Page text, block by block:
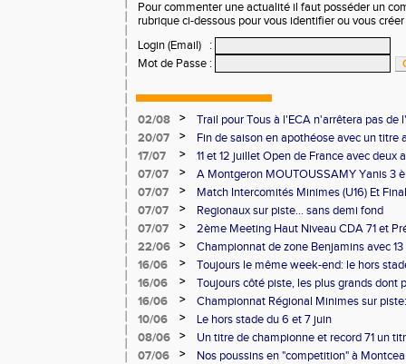
Pour commenter une actualité il faut posséder un
rubrique ci-dessous pour vous identifier ou vous
Login (Email)
:
Mot de Passe :
02/08 >
Trail pour Tous à l'ECA n'arrêtera pas de
20/07
>
Fin de saison en apothéose avec un titre
saison
17/07 >
11 et 12 juillet Open de France avec deux
07/07
>
A Montgeron MOUTOUSSAMY Yanis 3
française à Decines: Demi-fond
07/07 >
Match Intercomités Minimes (U16) Et
Benjamin(e)s (U14) à Besançon de haut
07/07 >
Regionaux sur piste... sans demi fond
07/07
>
2ème Meeting Haut Niveau CDA 71 et
Chalon
22/06 >
Championnat de zone Benjamins avec
Pontoise et Macon
16/06 >
Toujours le même week-end: le hors
16/06
>
Toujours côté piste, les plus grands dont
Master et 20 ème perf française au triple
16/06 >
Championnat Régional Minimes sur
personnels
10/06 >
Le hors stade du 6 et 7 juin
08/06
>
Un titre de championne et record 71 un
l'ECAlité aux Regionaux d'Epreuves
07/06 >
Nos poussins en "competition" à